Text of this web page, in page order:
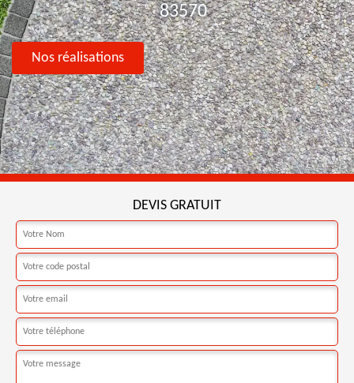
83570
Nos réalisations
DEVIS GRATUIT